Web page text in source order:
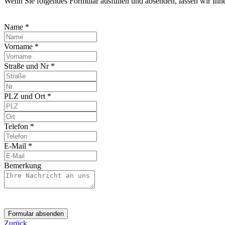
Name *
Vorname *
Straße und Nr *
PLZ und Ort *
Telefon *
E-Mail *
Bemerkung
Formular absenden
Zurück